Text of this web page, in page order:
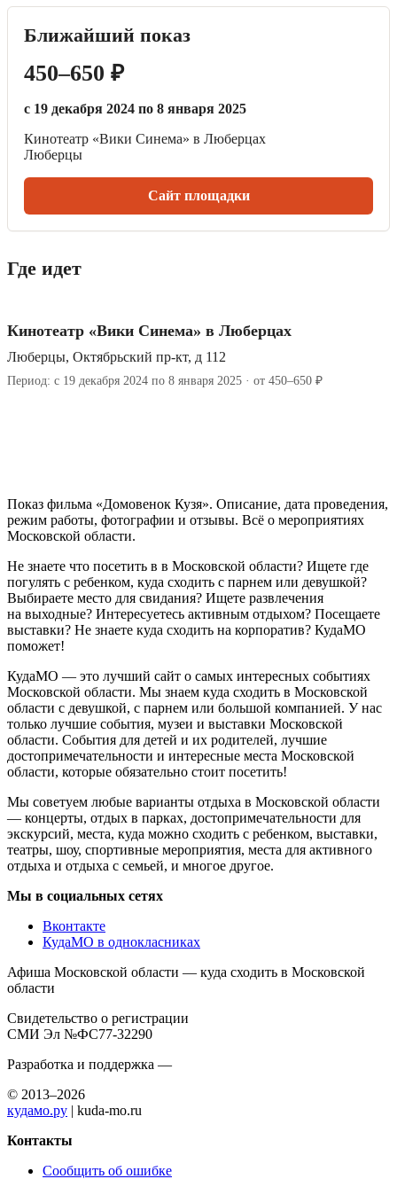
Ближайший показ
450–650 ₽
с 19 декабря 2024 по 8 января 2025
Кинотеатр «Вики Синема» в Люберцах
Люберцы
Сайт площадки
Где идет
Кинотеатр «Вики Синема» в Люберцах
Люберцы, Октябрьский пр-кт, д 112
Период: с 19 декабря 2024 по 8 января 2025 · от 450–650 ₽
Показ фильма «Домовенок Кузя». Описание, дата проведения,
режим работы, фотографии и отзывы. Всё о мероприятиях
Московской области.
Не знаете что посетить в в Московской области? Ищете где
погулять с ребенком, куда сходить с парнем или девушкой?
Выбираете место для свидания? Ищете развлечения
на выходные? Интересуетесь активным отдыхом? Посещаете
выставки? Не знаете куда сходить на корпоратив? КудаМО
поможет!
КудаМО — это лучший сайт о самых интересных событиях
Московской области. Мы знаем куда сходить в Московской
области с девушкой, с парнем или большой компанией. У нас
только лучшие события, музеи и выставки Московской
области. События для детей и их родителей, лучшие
достопримечательности и интересные места Московской
области, которые обязательно стоит посетить!
Мы советуем любые варианты отдыха в Московской области
— концерты, отдых в парках, достопримечательности для
экскурсий, места, куда можно сходить с ребенком, выставки,
театры, шоу, спортивные мероприятия, места для активного
отдыха и отдыха с семьей, и многое другое.
Мы в социальных сетях
Вконтакте
КудаМО в однокласниках
Афиша Московской области — куда сходить в Московской
области
Свидетельство о регистрации
СМИ Эл №ФС77-32290
Разработка и поддержка —
© 2013–2026
кудамо.ру | kuda-mo.ru
Контакты
Сообщить об ошибке